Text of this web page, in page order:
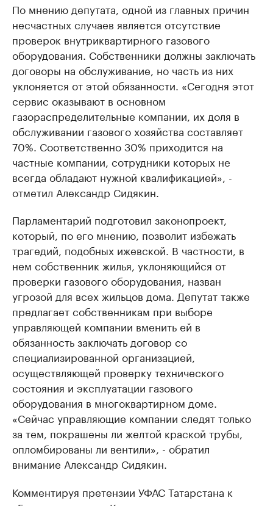
По мнению депутата, одной из главных причин
несчастных случаев является отсутствие
проверок внутриквартирного газового
оборудования. Собственники должны заключать
договоры на обслуживание, но часть из них
уклоняется от этой обязанности. «Сегодня этот
сервис оказывают в основном
газораспределительные компании, их доля в
обслуживании газового хозяйства составляет
70%. Соответственно 30% приходится на
частные компании, сотрудники которых не
всегда обладают нужной квалификацией», -
отметил Александр Сидякин.
Парламентарий подготовил законопроект,
который, по его мнению, позволит избежать
трагедий, подобных ижевской. В частности, в
нем собственник жилья, уклоняющийся от
проверки газового оборудования, назван
угрозой для всех жильцов дома. Депутат также
предлагает собственникам при выборе
управляющей компании вменить ей в
обязанность заключать договор со
специализированной организацией,
осуществляющей проверку технического
состояния и эксплуатации газового
оборудования в многоквартирном доме.
«Сейчас управляющие компании следят только
за тем, покрашены ли желтой краской трубы,
опломбированы ли вентили», - обратил
внимание Александр Сидякин.
Комментируя претензии УФАС Татарстана к